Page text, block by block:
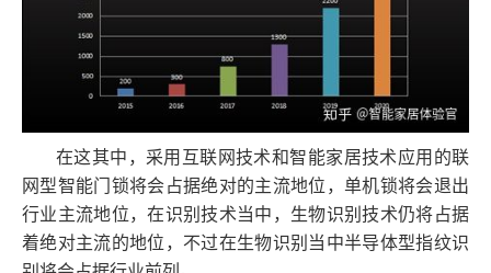
在这其中，采用互联网技术和智能家居技术应用的联
网型智能门锁将会占据绝对的主流地位，单机锁将会退出
行业主流地位，在识别技术当中，生物识别技术仍将占据
着绝对主流的地位，不过在生物识别当中半导体型指纹识